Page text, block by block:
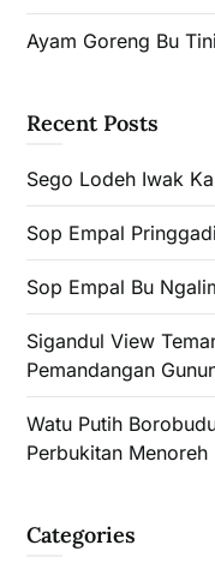
Ayam Goreng Bu
Recent Posts
Sego Lodeh Iwak
Sop Empal
Sop Empal Bu
Sigandul View
Pemandangan
Watu Putih
Perbukitan Menoreh
Categories